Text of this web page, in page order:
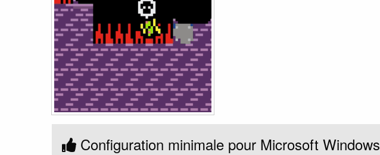
Configuration minimale pour Microsoft Windows